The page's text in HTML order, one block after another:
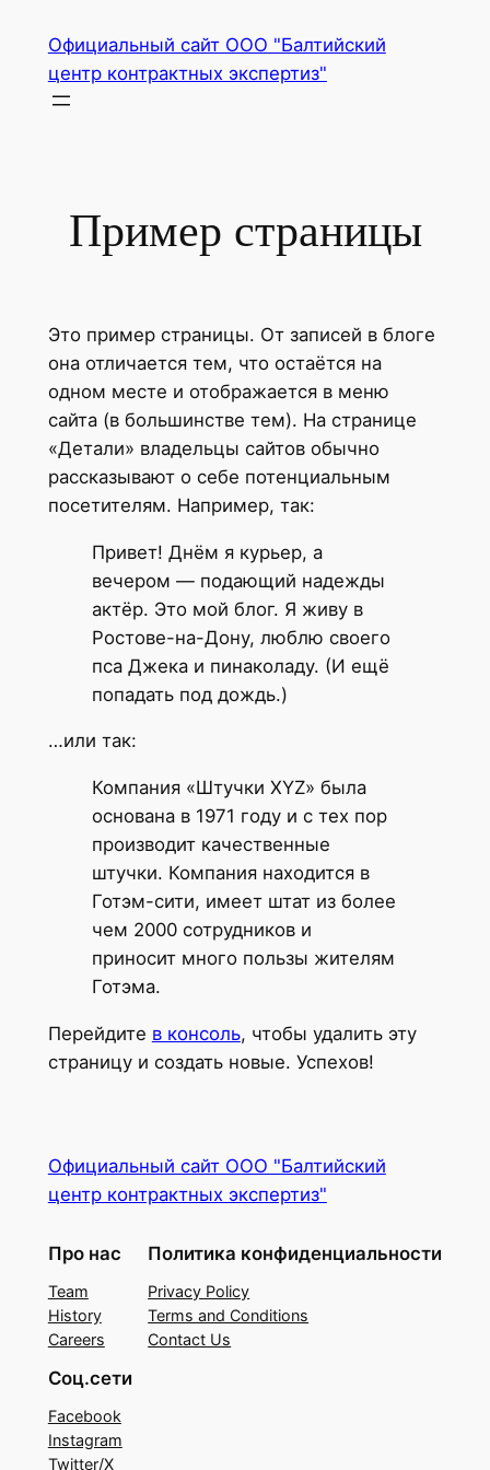
содержимому
Официальный сайт ООО "Балтийский
центр контрактных экспертиз"
Пример страницы
Это пример страницы. От записей в блоге
она отличается тем, что остаётся на
одном месте и отображается в меню
сайта (в большинстве тем). На странице
«Детали» владельцы сайтов обычно
рассказывают о себе потенциальным
посетителям. Например, так:
Привет! Днём я курьер, а
вечером — подающий надежды
актёр. Это мой блог. Я живу в
Ростове-на-Дону, люблю своего
пса Джека и пинаколаду. (И ещё
попадать под дождь.)
…или так:
Компания «Штучки XYZ» была
основана в 1971 году и с тех пор
производит качественные
штучки. Компания находится в
Готэм-сити, имеет штат из более
чем 2000 сотрудников и
приносит много пользы жителям
Готэма.
Перейдите в консоль, чтобы удалить эту
страницу и создать новые. Успехов!
Официальный сайт ООО "Балтийский
центр контрактных экспертиз"
Про нас
Team
History
Careers
Политика конфиденциальности
Privacy Policy
Terms and Conditions
Contact Us
Соц.сети
Facebook
Instagram
Twitter/X